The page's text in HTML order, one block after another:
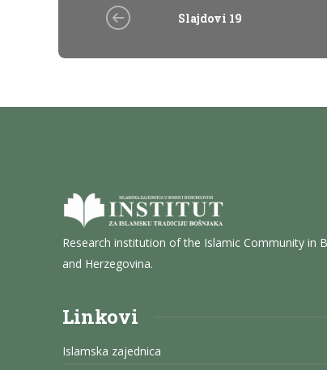
Slajdovi 19
Research institution of the Islamic Community in
and Herzegovina.
Linkovi
Islamska zajednica